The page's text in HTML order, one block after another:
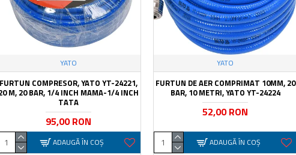
YATO
FURTUN COMPRESOR, YATO YT-24221,
M, 20 BAR, 1/4 INCH MAMA-1/4 INCH
TATA
95,00 RON
ADAUGĂ ÎN COŞ
YATO
FURTUN DE AER COMPRIMAT 10MM, 20
BAR, 10 METRI, YATO YT-24224
52,00 RON
ADAUGĂ ÎN COŞ